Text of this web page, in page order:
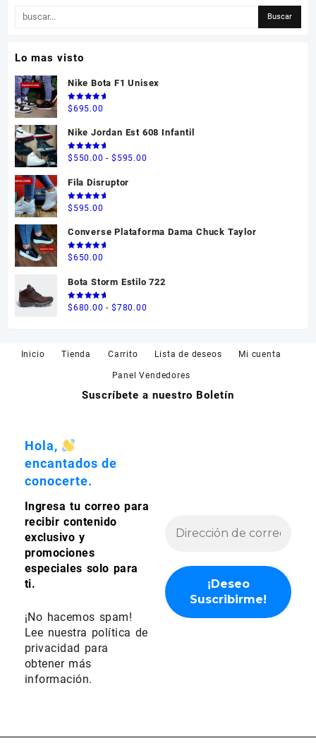
Lo mas visto
Nike Bota F1 Unisex
Valorado
en 5.00
$695.00
Nike Jordan Est 608 Infantil
Valorado
en 5.00
$ 550.00 - $ 595.00
hasta
Fila Disruptor
Valorado
en 5.00
$ 595.00
Converse Plataforma Dama Chuck Taylor
Valorado
en 5.00
$650.00
Bota Storm Estilo 722
Valorado
en 5.00
$680.00 - $780.00
desde
hasta
$780.00
Inicio Tienda Carrito Lista de deseos Mi cuenta
Panel Vendedores
Suscríbete a nuestro Boletín
Hola,
encantados de
conocerte.
Ingresa tu correo para
recibir contenido
exclusivo y
promociones
especiales solo para
ti.
¡No hacemos spam!
Lee nuestra política de
privacidad para
obtener más
información.